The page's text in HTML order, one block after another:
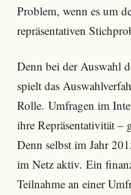
Problem, wenn es um
repräsentativen
Denn bei der Auswahl
spielt das
Rolle. Umfragen im
ihre Repräsentativität –
Denn selbst im Jahr
im Netz aktiv. Ein
Teilnahme an einer